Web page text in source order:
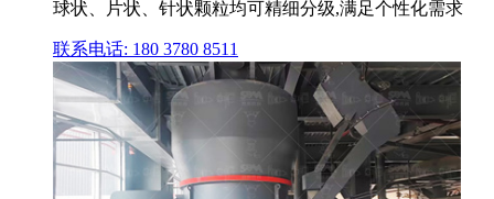
球状、片状、针状颗粒均可精细分级,满足个性化需求
联系电话: 180 3780 8511